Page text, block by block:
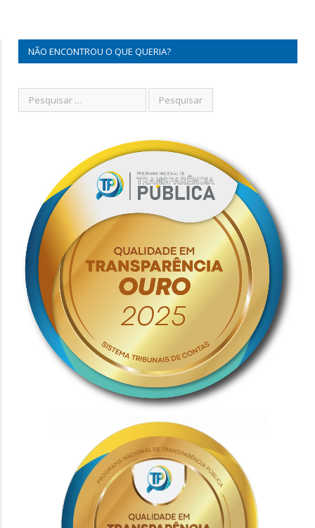
NÃO ENCONTROU O QUE QUERIA?